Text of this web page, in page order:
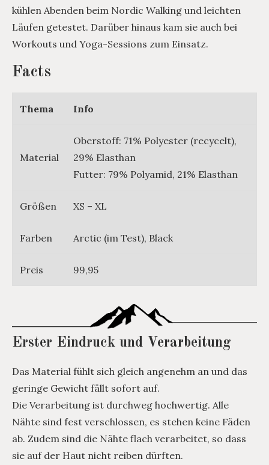
kühlen Abenden beim Nordic Walking und leichten
Läufen getestet. Darüber hinaus kam sie auch bei
Workouts und Yoga-Sessions zum Einsatz.
Facts
Thema Info
Material
Oberstoff: 71% Polyester (recycelt),
29% Elasthan
Futter: 79% Polyamid, 21% Elasthan
Größen XS – XL
Farben Arctic (im Test), Black
Preis 99,95
Erster Eindruck und Verarbeitung
Das Material fühlt sich gleich angenehm an und das
geringe Gewicht fällt sofort auf.
Die Verarbeitung ist durchweg hochwertig. Alle
Nähte sind fest verschlossen, es stehen keine Fäden
ab. Zudem sind die Nähte flach verarbeitet, so dass
sie auf der Haut nicht reiben dürften.